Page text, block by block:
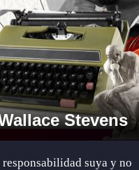
Stevens
suya y no